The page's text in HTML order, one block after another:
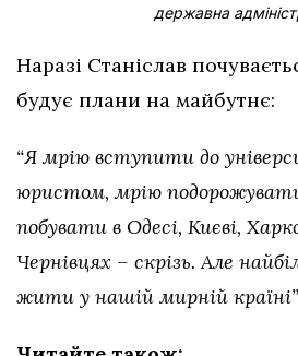
державна
Наразі Станіслав
будує плани на майбутнє:
“Я мрію вступити до
юристом, мрію
побувати в Одесі, Києві,
Чернівцях – скрізь. Але
жити у нашій мирній